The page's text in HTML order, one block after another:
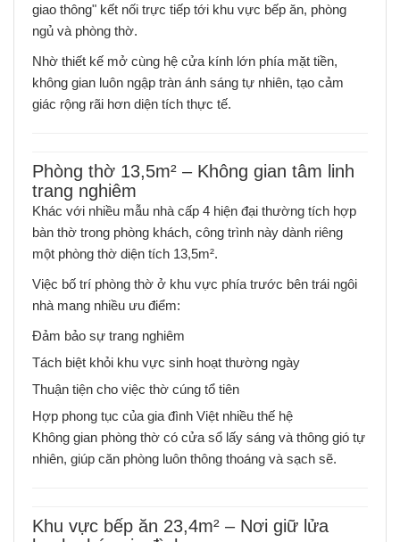
giao thông" kết nối trực tiếp tới khu vực bếp ăn, phòng
ngủ và phòng thờ.
Nhờ thiết kế mở cùng hệ cửa kính lớn phía mặt tiền,
không gian luôn ngập tràn ánh sáng tự nhiên, tạo cảm
giác rộng rãi hơn diện tích thực tế.
Phòng thờ 13,5m² – Không gian tâm linh
trang nghiêm
Khác với nhiều mẫu nhà cấp 4 hiện đại thường tích hợp
bàn thờ trong phòng khách, công trình này dành riêng
một phòng thờ diện tích 13,5m².
Việc bố trí phòng thờ ở khu vực phía trước bên trái ngôi
nhà mang nhiều ưu điểm:
Đảm bảo sự trang nghiêm
Tách biệt khỏi khu vực sinh hoạt thường ngày
Thuận tiện cho việc thờ cúng tổ tiên
Hợp phong tục của gia đình Việt nhiều thế hệ
Không gian phòng thờ có cửa sổ lấy sáng và thông gió tự
nhiên, giúp căn phòng luôn thông thoáng và sạch sẽ.
Khu vực bếp ăn 23,4m² – Nơi giữ lửa